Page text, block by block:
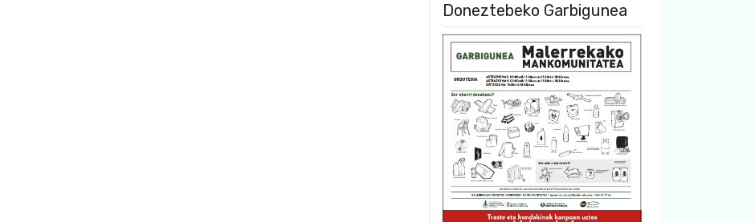
Doneztebeko Garbigunea